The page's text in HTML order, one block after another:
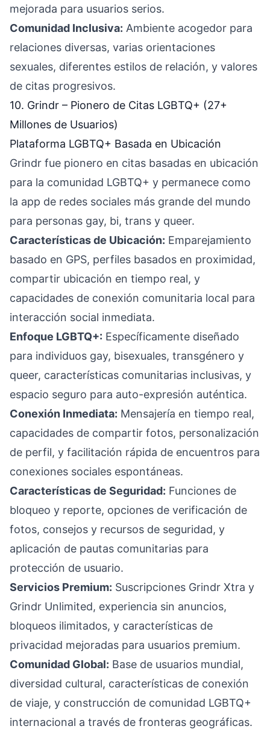
mejorada para usuarios serios.
Comunidad Inclusiva: Ambiente acogedor para
relaciones diversas, varias orientaciones
sexuales, diferentes estilos de relación, y valores
de citas progresivos.
10. Grindr – Pionero de Citas LGBTQ+ (27+
Millones de Usuarios)
Plataforma LGBTQ+ Basada en Ubicación
Grindr fue pionero en citas basadas en ubicación
para la comunidad LGBTQ+ y permanece como
la app de redes sociales más grande del mundo
para personas gay, bi, trans y queer.
Características de Ubicación: Emparejamiento
basado en GPS, perfiles basados en proximidad,
compartir ubicación en tiempo real, y
capacidades de conexión comunitaria local para
interacción social inmediata.
Enfoque LGBTQ+: Específicamente diseñado
para individuos gay, bisexuales, transgénero y
queer, características comunitarias inclusivas, y
espacio seguro para auto-expresión auténtica.
Conexión Inmediata: Mensajería en tiempo real,
capacidades de compartir fotos, personalización
de perfil, y facilitación rápida de encuentros para
conexiones sociales espontáneas.
Características de Seguridad: Funciones de
bloqueo y reporte, opciones de verificación de
fotos, consejos y recursos de seguridad, y
aplicación de pautas comunitarias para
protección de usuario.
Servicios Premium: Suscripciones Grindr Xtra y
Grindr Unlimited, experiencia sin anuncios,
bloqueos ilimitados, y características de
privacidad mejoradas para usuarios premium.
Comunidad Global: Base de usuarios mundial,
diversidad cultural, características de conexión
de viaje, y construcción de comunidad LGBTQ+
internacional a través de fronteras geográficas.